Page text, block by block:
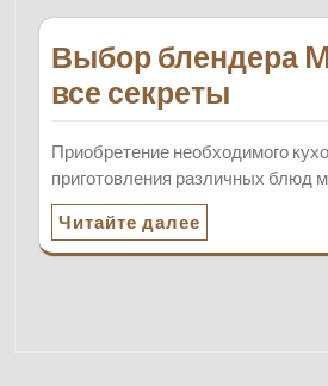
Выбор блендера
все секреты
Приобретение необходимого
приготовления различных блюд
Читайте далее